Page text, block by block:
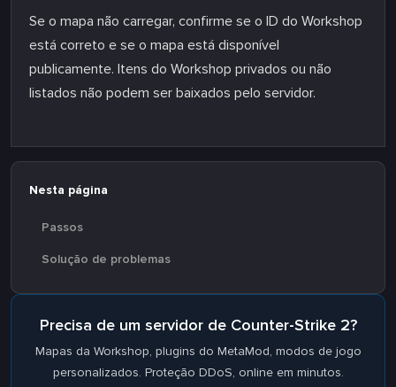
Se o mapa não carregar, confirme se o ID do Workshop
está correto e se o mapa está disponível
publicamente. Itens do Workshop privados ou não
listados não podem ser baixados pelo servidor.
Nesta página
Passos
Solução de problemas
Precisa de um servidor de Counter-Strike 2?
Mapas da Workshop, plugins do MetaMod, modos de jogo
personalizados. Proteção DDoS, online em minutos.